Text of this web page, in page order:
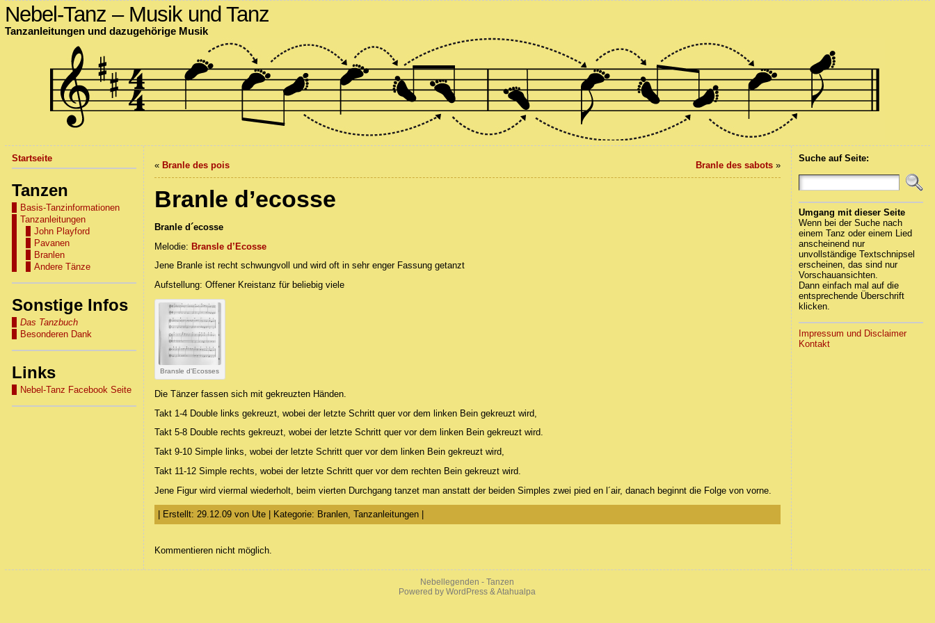
Nebel-Tanz – Musik und Tanz
Tanzanleitungen und dazugehörige Musik
Startseite
Tanzen
Basis-Tanzinformationen
Tanzanleitungen
John Playford
Pavanen
Branlen
Andere Tänze
Sonstige Infos
Das Tanzbuch
Besonderen Dank
Links
Nebel-Tanz Facebook Seite
« Branle des pois Branle des sabots»
Branle d’ecosse
Branle d´ecosse
Melodie: Bransle d’Ecosse
Jene Branle ist recht schwungvoll und wird oft in sehr enger Fassung getanzt
Aufstellung: Offener Kreistanz für beliebig viele
Bransle d'Ecosses
Die Tänzer fassen sich mit gekreuzten Händen.
Takt 1-4 Double links gekreuzt, wobei der letzte Schritt quer vor dem linken Bein gekreuzt wird,
Takt 5-8 Double rechts gekreuzt, wobei der letzte Schritt quer vor dem linken Bein gekreuzt wird.
Takt 9-10 Simple links, wobei der letzte Schritt quer vor dem linken Bein gekreuzt wird,
Takt 11-12 Simple rechts, wobei der letzte Schritt quer vor dem rechten Bein gekreuzt wird.
Jene Figur wird viermal wiederholt, beim vierten Durchgang tanzet man anstatt der beiden Simples zwei pied en l´air, danach beginnt die Folge von vorne.
| Erstellt: 29.12.09 von Ute | Kategorie: Branlen, Tanzanleitungen |
Kommentieren nicht möglich.
Suche auf Seite:
Umgang mit dieser Seite
Wenn bei der Suche nach
einem Tanz oder einem Lied
anscheinend nur
unvollständige Textschnipsel
erscheinen, das sind nur
Vorschauansichten.
Dann einfach mal auf die
entsprechende Überschrift
klicken.
Impressum und Disclaimer
Kontakt
Nebellegenden - Tanzen
Powered byWordPress &Atahualpa